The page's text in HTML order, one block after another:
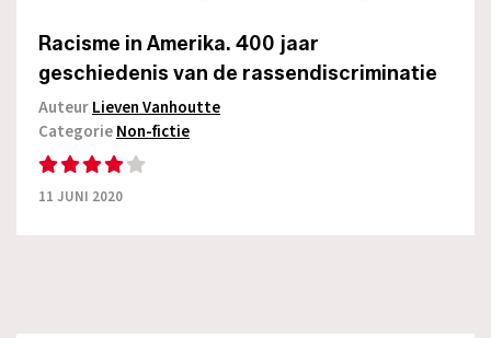
Racisme in Amerika. 400 jaar
geschiedenis van de rassendiscriminatie
AuteurLieven Vanhoutte
CategorieNon-fictie
11 JUNI 2020